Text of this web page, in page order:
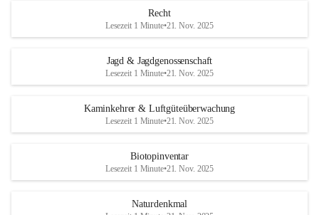
Recht
Lesezeit 1 Minute•21. Nov. 2025
Jagd & Jagdgenossenschaft
Lesezeit 1 Minute•21. Nov. 2025
Kaminkehrer & Luftgüteüberwachung
Lesezeit 1 Minute•21. Nov. 2025
Biotopinventar
Lesezeit 1 Minute•21. Nov. 2025
Naturdenkmal